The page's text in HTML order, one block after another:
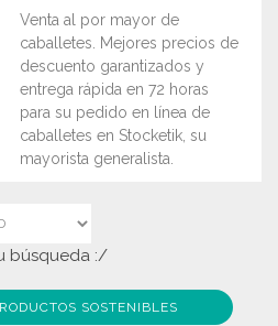
Venta al por mayor de
caballetes. Mejores precios de
descuento garantizados y
entrega rápida en 72 horas
para su pedido en línea de
caballetes en Stocketik, su
mayorista generalista.
búsqueda :/
SOSTENIBLES